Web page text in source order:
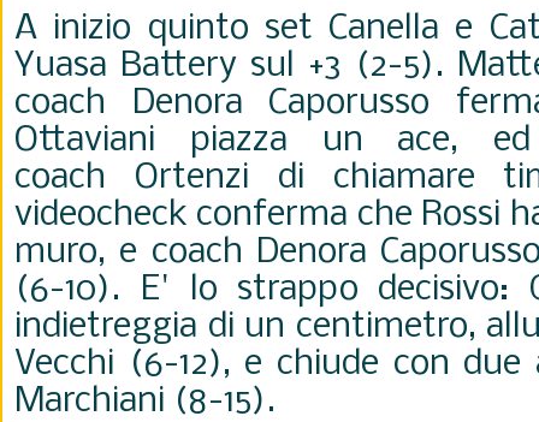
A inizio quinto set Canella e
Yuasa Battery sul +3 (2-5).
coach Denora Caporusso
Ottaviani piazza un ace,
coach Ortenzi di chiamare
videocheck conferma che Rossi
muro, e coach Denora
(6-10). E' lo strappo decisivo:
indietreggia di un centimetro,
Vecchi (6-12), e chiude con due
Marchiani (8-15).